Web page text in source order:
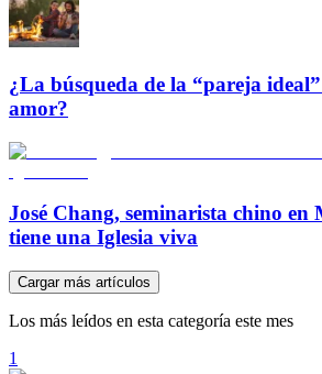
¿La búsqueda de la “pareja
amor?
José Chang, seminarista chino
tiene una Iglesia viva
Cargar más artículos
Los más leídos en esta categoría este mes
1